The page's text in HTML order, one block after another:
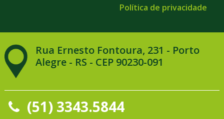
Política de privacidade
Rua Ernesto Fontoura, 231 - Porto
Alegre - RS - CEP 90230-091
(51) 3343.5844